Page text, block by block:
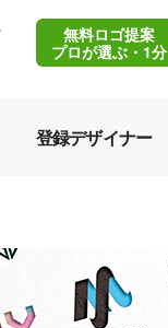
無料ロゴ提案
プロが選ぶ・1分
登録デザイナー